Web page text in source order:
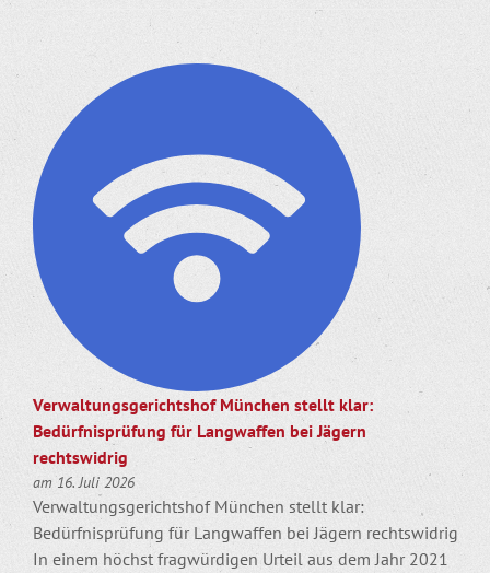
Verwaltungsgerichtshof München stellt klar:
Bedürfnisprüfung für Langwaffen bei Jägern
rechtswidrig
am 16. Juli 2026
Verwaltungsgerichtshof München stellt klar:
Bedürfnisprüfung für Langwaffen bei Jägern rechtswidrig
In einem höchst fragwürdigen Urteil aus dem Jahr 2021